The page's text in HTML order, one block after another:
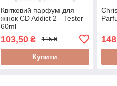
Квітковий парфум для
жінок CD Addict 2 - Tester
60ml
103,50₴ 115 ₴
Купити